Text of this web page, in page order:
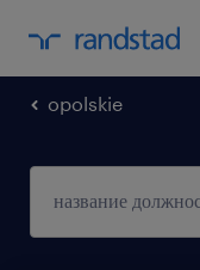
opolskie